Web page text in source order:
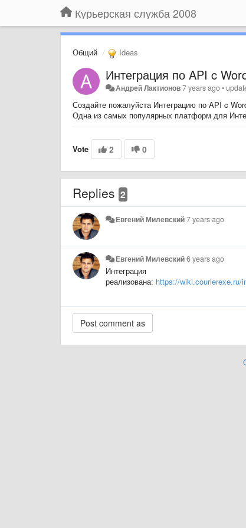
Курьерская служба 2008
Общий Ideas
Интеграция по API c
Андрей Лактионов7 years ago•
Создайте пожалуйста Интеграцию по API c
Одна из самых популярных платформ для
Vote 2 0
Replies 2
Евгений Милевский7 years ago
Евгений Милевский6 years ago
Интеграция
реализована: https://wiki.courierexe.ru/